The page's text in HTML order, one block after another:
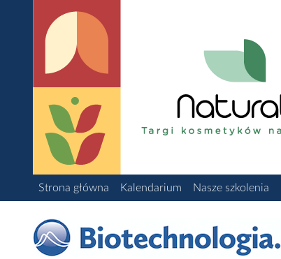
Strona główna Kalendarium Nasze szkolenia